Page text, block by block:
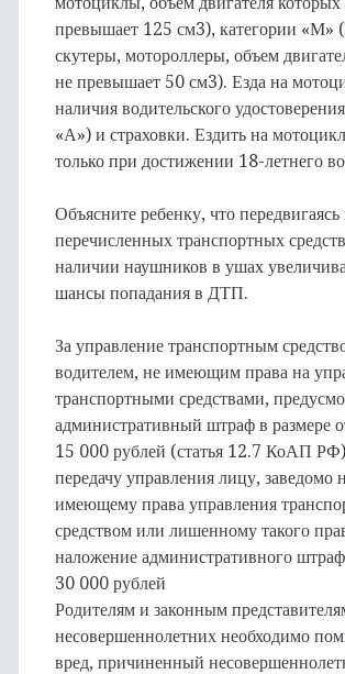
превышает 125 см3), категории «М»
скутеры, мотороллеры, объем
не превышает 50 см3). Езда на
наличия водительского
«А») и страховки. Ездить на
только при достижении 18-летнего
Объясните ребенку, что
перечисленных транспортных
наличии наушников в ушах
шансы попадания в ДТП.
За управление транспортным
водителем, не имеющим права на
транспортными средствами,
административный штраф в размере
15 000 рублей (статья 12.7 КоАП
передачу управления лицу, заведомо
имеющему права управления
средством или лишенному такого
наложение административного
30 000 рублей
Родителям и законным
несовершеннолетних необходимо
вред, причиненный